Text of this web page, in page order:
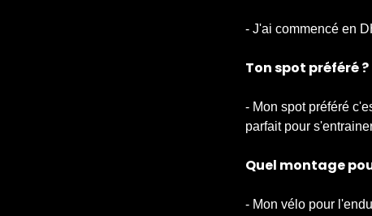
- J'ai commencé en
Ton spot préféré ?
- Mon spot préféré
parfait pour
Quel montage
- Mon vélo pour